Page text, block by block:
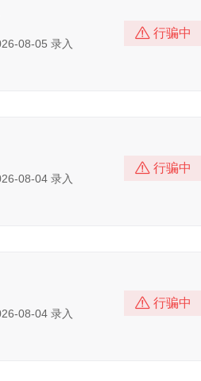
08-05 录入
行骗中
08-04 录入
行骗中
08-04 录入
行骗中